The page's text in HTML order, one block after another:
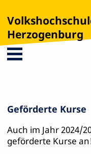
Herzogenburg
Geförderte Kurse
Auch im Jahr 2024/
geförderte Kurse